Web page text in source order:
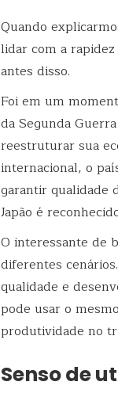
Quando
lidar com a
antes disso.
Foi em um
da Segunda
reestruturar sua
internacional, o
garantir qualidade
Japão é
O interessante de
diferentes
qualidade e
pode usar o
produtividade no
Senso de